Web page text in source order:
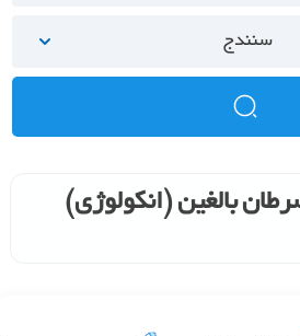
سنندج
بالغین (انکولوژی)